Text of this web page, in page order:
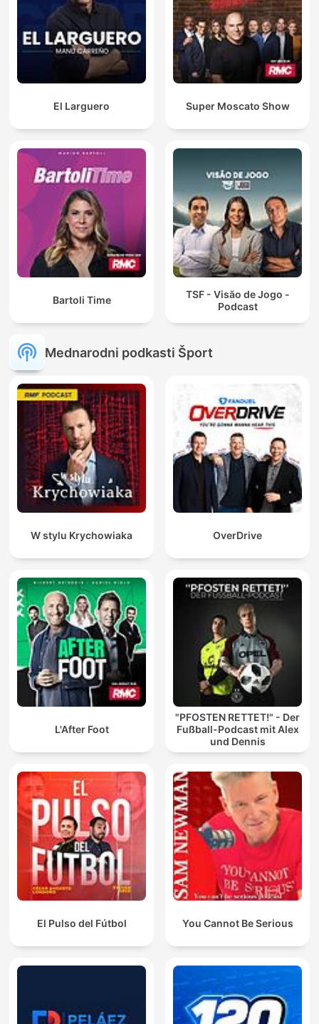
El Larguero Super Moscato Show
Bartoli Time
TSF - Visão de Jogo -
Podcast
Mednarodni podkasti Šport
W stylu Krychowiaka OverDrive
L'After Foot
"PFOSTEN RETTET!" - Der
Fußball-Podcast mit Alex
und Dennis
El Pulso del Fútbol You Cannot Be Serious